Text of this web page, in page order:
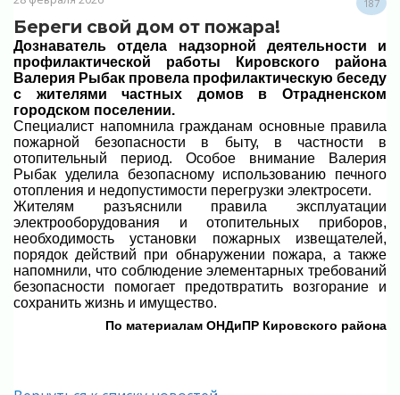
187
Береги свой дом от пожара!
Дознаватель отдела надзорной деятельности и
профилактической работы Кировского района
Валерия Рыбак провела профилактическую беседу
с жителями частных домов в Отрадненском
городском поселении.
Специалист напомнила гражданам основные правила
пожарной безопасности в быту, в частности в
отопительный период. Особое внимание Валерия
Рыбак уделила безопасному использованию печного
отопления и недопустимости перегрузки электросети.
Жителям разъяснили правила эксплуатации
электрооборудования и отопительных приборов,
необходимость установки пожарных извещателей,
порядок действий при обнаружении пожара, а также
напомнили, что соблюдение элементарных требований
безопасности помогает предотвратить возгорание и
сохранить жизнь и имущество.
По материалам ОНДиПР Кировского района